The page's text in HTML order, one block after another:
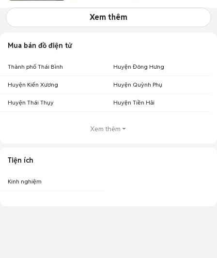
Xem thêm
Mua bán đồ điện tử
Thành phố Thái Bình Huyện Đông Hưng
Huyện Kiến Xương Huyện Quỳnh Phụ
Huyện Thái Thụy Huyện Tiền Hải
Xem thêm
Tiện ích
Kinh nghiệm